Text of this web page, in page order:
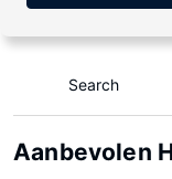
Search
Aanbevolen